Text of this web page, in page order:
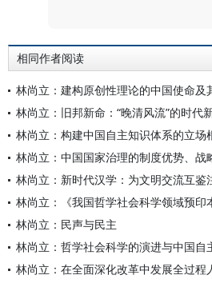
相同作者阅读
林尚立：建构原创性理论的中国使命及
林尚立：旧邦新命：“晚清风流”的时代
林尚立：构建中国自主知识体系的立场
林尚立：中国国家治理的制度优势、战
林尚立：新时代汉学：为文明交流互鉴
林尚立：《我国哲学社会科学领域预印
林尚立：民声与民主
林尚立：哲学社会科学的演进与中国自
林尚立：在全面深化改革中发展全过程